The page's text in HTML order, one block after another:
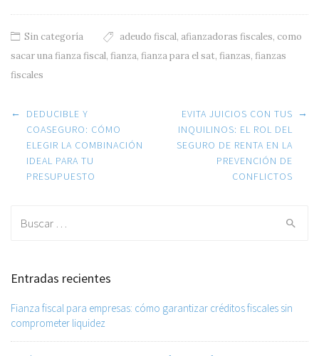
Sin categoría adeudo fiscal, afianzadoras fiscales, como
sacar una fianza fiscal, fianza, fianza para el sat, fianzas, fianzas
fiscales
Post navigation
←
DEDUCIBLE Y
COASEGURO: CÓMO
ELEGIR LA COMBINACIÓN
IDEAL PARA TU
PRESUPUESTO
EVITA JUICIOS CON TUS
INQUILINOS: EL ROL DEL
SEGURO DE RENTA EN LA
PREVENCIÓN DE
CONFLICTOS
→
Entradas recientes
Fianza fiscal para empresas: cómo garantizar créditos fiscales sin
comprometer liquidez